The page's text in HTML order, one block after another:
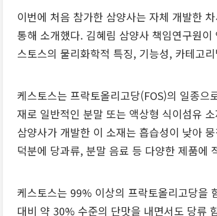
이번에 처음 참가한 삼양사는 자체 개발한
통해 소개했다. 김혜림 삼양사 책임연구원
스토스의 물리화학적 특징, 기능성, 카테고
케스토스는 프락토올리고당(FOS)의 일종
재로 일반적인 분말 또는 액상형 식이섬유
삼양사가 개발한 이 소재는 흡습성이 낮아
덕분에 당과류, 분말 음료 등 다양한 제품에
케스토스는 99% 이상의 프락토올리고당을
대비 약 30% 수준의 단맛을 내면서도 당류